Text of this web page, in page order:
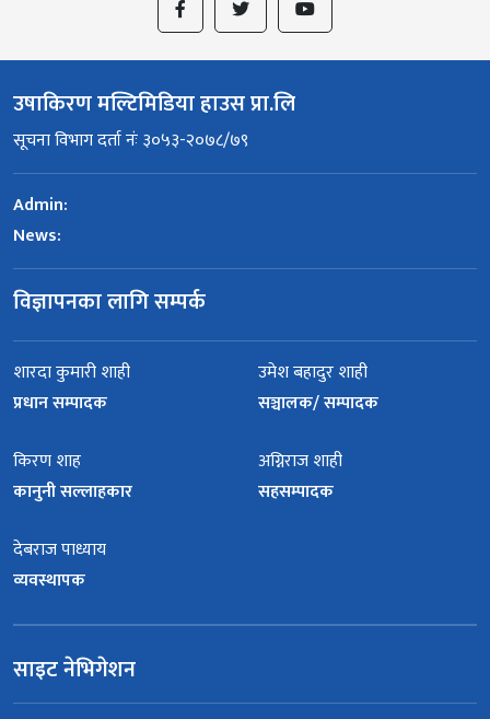
उषाकिरण मल्टिमिडिया हाउस प्रा.लि
सूचना विभाग दर्ता नंः ३०५३-२०७८/७९
Admin:
News:
विज्ञापनका लागि सम्पर्क
शारदा कुमारी शाही
प्रधान सम्पादक
उमेश बहादुर शाही
सञ्चालक/ सम्पादक
किरण शाह
कानुनी सल्लाहकार
अग्निराज शाही
सहसम्पादक
देबराज पाध्याय
व्यवस्थापक
साइट नेभिगेशन